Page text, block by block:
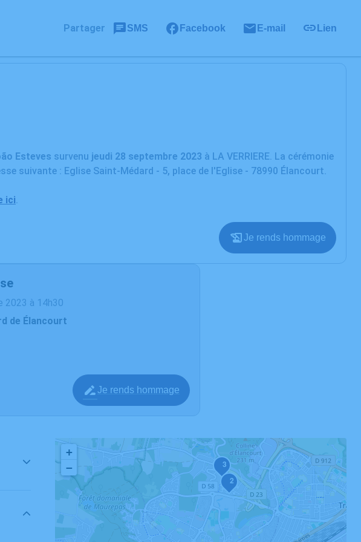
Partager SMS Facebook E-mail Lien
Esteves survenu jeudi 28 septembre 2023 à LA VERRIERE. La cérémonie
suivante : Eglise Saint-Médard - 5, place de l'Eglise - 78990 Élancourt.
ici.
Je rends hommage
2023 à 14h30
de Élancourt
Je rends hommage
2
3
+
−